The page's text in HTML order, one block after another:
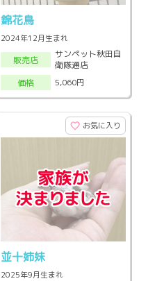
錦花鳥
2024年12月生まれ
販売店
サンペット秋田自
衛隊通店
価格
5,060円
お気に入り
並十姉妹
2025年9月生まれ